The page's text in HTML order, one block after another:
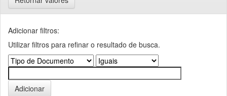
Adicionar filtros:
Utilizar filtros para refinar o resultado de busca.